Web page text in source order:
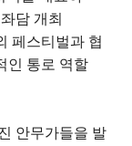
담 개최
페스티벌과 협
인 통로 역할
안무가들을 발